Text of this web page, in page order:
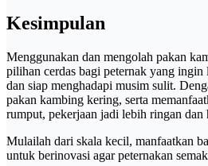
Kesimpulan
Menggunakan dan mengolah pakan
pilihan cerdas bagi peternak yang ingin
dan siap menghadapi musim sulit.
pakan kambing kering, serta
rumput, pekerjaan jadi lebih ringan dan
Mulailah dari skala kecil, manfaatkan
untuk berinovasi agar peternakan